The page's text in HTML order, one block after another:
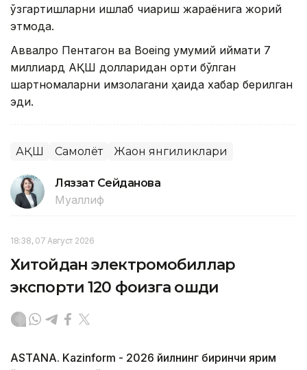
ўзгартишларни ишлаб чиқариш жараёнига жорий
этмоқда.
Аввалроқ Пентагон ва Boeing умумий қиймати 7
миллиард АҚШ долларидан ортиқ бўлган
шартномаларни имзолагани ҳақида хабар берилган
эди.
АҚШ Самолёт Жаҳон янгиликлари
Ляззат Сейданова
Муаллиф
18:38, 07 Август 2026
Хитойдан электромобиллар
экспорти 120 фоизга ошди
ASTANA. Kazinform - 2026 йилнинг биринчи ярим